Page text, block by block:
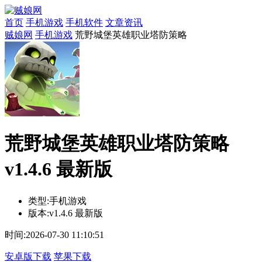
首页 手机游戏 手机软件 文章资讯
贼娘网 手机游戏 荒野城堡英雄职业塔防策略
荒野城堡英雄职业塔防策略
v1.4.6 最新版
类型:手机游戏
版本:v1.4.6 最新版
时间:2026-07-30 11:10:51
安卓版下载 苹果下载